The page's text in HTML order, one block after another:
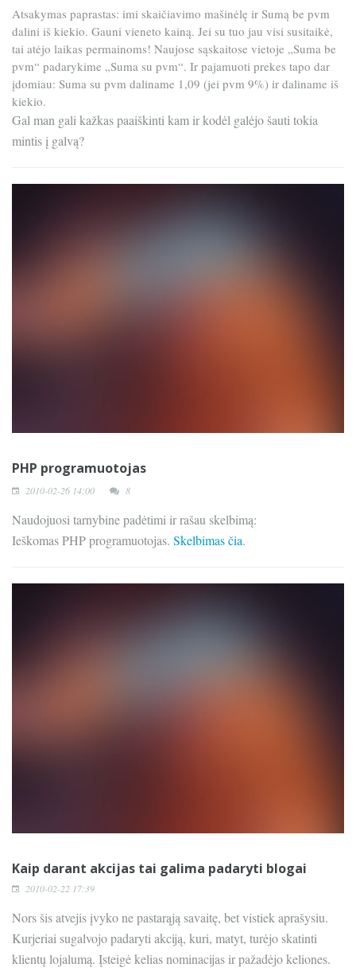
Atsakymas paprastas: imi skaičiavimo mašinėlę ir Sumą be pvm
dalini iš kiekio. Gauni vieneto kainą. Jei su tuo jau visi susitaikė,
tai atėjo laikas permainoms! Naujose sąskaitose vietoje „Suma be
pvm“ padarykime „Suma su pvm“. Ir pajamuoti prekes tapo dar
įdomiau: Suma su pvm daliname 1,09 (jei pvm 9%) ir daliname iš
kiekio.
Gal man gali kažkas paaiškinti kam ir kodėl galėjo šauti tokia
mintis į galvą?
PHP programuotojas
2010-02-26 14:00 8
Naudojuosi tarnybine padėtimi ir rašau skelbimą:
Ieškomas PHP programuotojas. Skelbimas čia.
Kaip darant akcijas tai galima padaryti blogai
2010-02-22 17:39
Nors šis atvejis įvyko ne pastarąją savaitę, bet vistiek aprašysiu.
Kurjeriai sugalvojo padaryti akciją, kuri, matyt, turėjo skatinti
klientų lojalumą. Įsteigė kelias nominacijas ir pažadėjo keliones.